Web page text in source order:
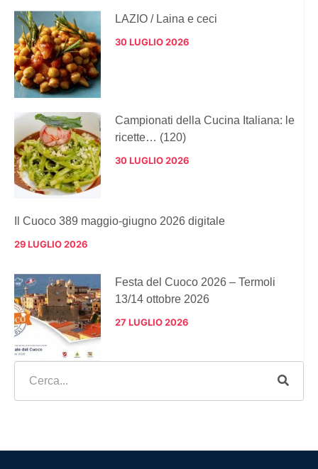
LAZIO / Laina e ceci
30 LUGLIO 2026
Campionati della Cucina Italiana: le
ricette… (120)
30 LUGLIO 2026
Il Cuoco 389 maggio-giugno 2026 digitale
29 LUGLIO 2026
Festa del Cuoco 2026 – Termoli
13/14 ottobre 2026
27 LUGLIO 2026